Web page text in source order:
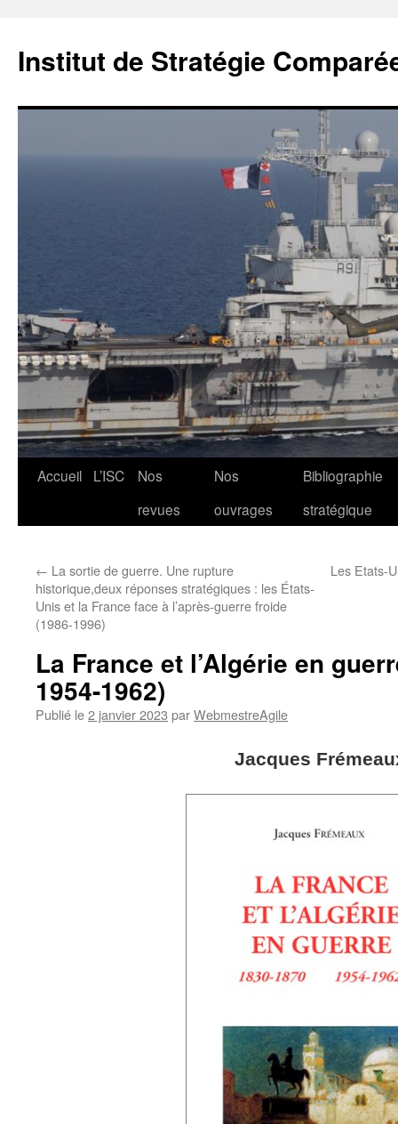
Institut de Stratégie
Aller
Accueil L’ISC
Nos
revues
Nos
ouvrages
Bibliographie
stratégique
← La sortie de guerre. Une rupture
historique,deux réponses stratégiques : les États-
Unis et la France face à l’après-guerre froide
(1986-1996)
Les Etats-
La France et l’Algérie en
1954-1962)
Publié le2 janvier 2023 parWebmestreAgile
Jacques